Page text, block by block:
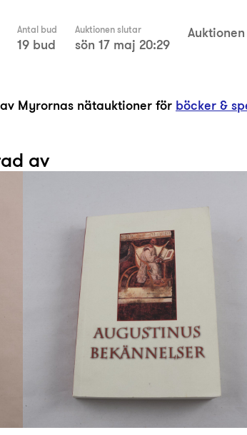
Antal bud
19 bud
Auktionen slutar
sön 17 maj 20:29
Myrornas nätauktioner för böcker &
av